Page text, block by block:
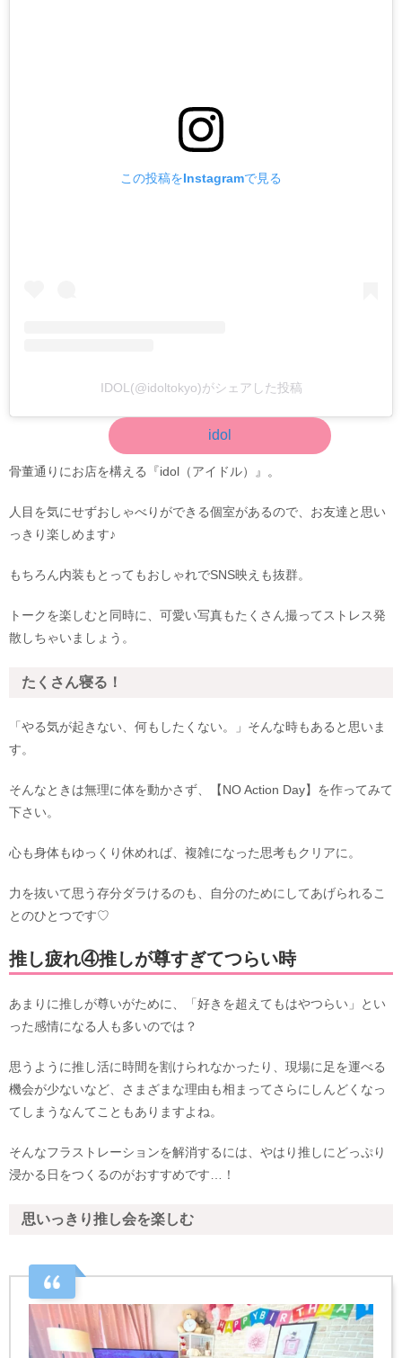
この投稿をInstagramで見る
IDOL(@idoltokyo)がシェアした投稿
idol
骨董通りにお店を構える『idol（アイドル）』。
人目を気にせずおしゃべりができる個室があるので、お友達と思い
っきり楽しめます♪
もちろん内装もとってもおしゃれでSNS映えも抜群。
トークを楽しむと同時に、可愛い写真もたくさん撮ってストレス発
散しちゃいましょう。
たくさん寝る！
「やる気が起きない、何もしたくない。」そんな時もあると思いま
す。
そんなときは無理に体を動かさず、【NO Action Day】を作ってみて
下さい。
心も身体もゆっくり休めれば、複雑になった思考もクリアに。
力を抜いて思う存分ダラけるのも、自分のためにしてあげられるこ
とのひとつです♡
推し疲れ④推しが尊すぎてつらい時
あまりに推しが尊いがために、「好きを超えてもはやつらい」とい
った感情になる人も多いのでは？
思うように推し活に時間を割けられなかったり、現場に足を運べる
機会が少ないなど、さまざまな理由も相まってさらにしんどくなっ
てしまうなんてこともありますよね。
そんなフラストレーションを解消するには、やはり推しにどっぷり
浸かる日をつくるのがおすすめです…！
思いっきり推し会を楽しむ